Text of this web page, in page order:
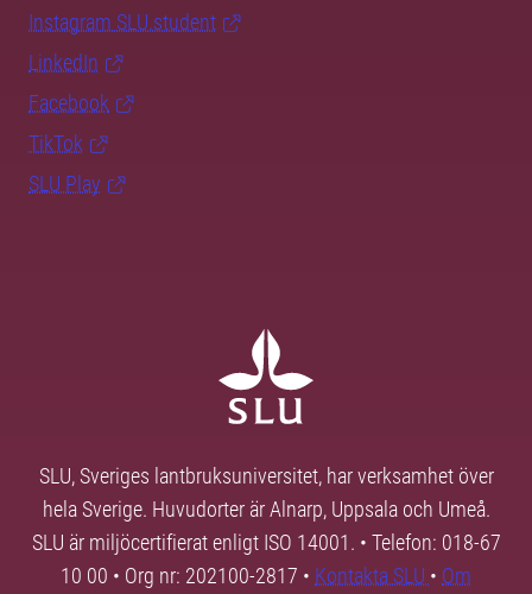
Instagram SLU.student
LinkedIn
Facebook
TikTok
SLU Play
SLU, Sveriges lantbruksuniversitet, har verksamhet över
hela Sverige. Huvudorter är Alnarp, Uppsala och Umeå.
SLU är miljöcertifierat enligt ISO 14001. • Telefon: 018-67
10 00 • Org nr: 202100-2817 • Kontakta SLU • Om